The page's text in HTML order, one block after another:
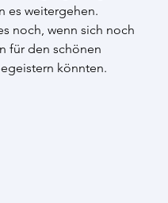
es weitergehen.
noch, wenn sich noch
für den schönen
könnten.